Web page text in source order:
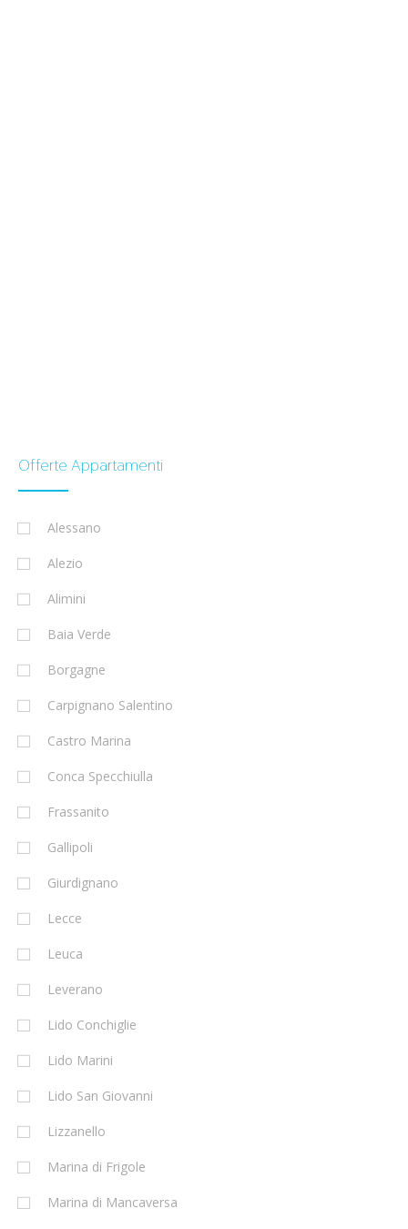
Offerte Appartamenti
Alessano
Alezio
Alimini
Baia Verde
Borgagne
Carpignano Salentino
Castro Marina
Conca Specchiulla
Frassanito
Gallipoli
Giurdignano
Lecce
Leuca
Leverano
Lido Conchiglie
Lido Marini
Lido San Giovanni
Lizzanello
Marina di Frigole
Marina di Mancaversa